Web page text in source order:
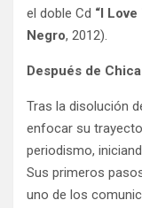
el doble Cd “I Love
Negro, 2012).
Después de
Tras la disolución
enfocar su
periodismo,
Sus primeros
uno de los